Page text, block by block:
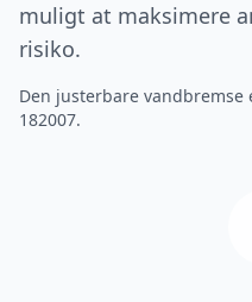
muligt at maksimere
risiko.
Den justerbare vandbremse
182007.